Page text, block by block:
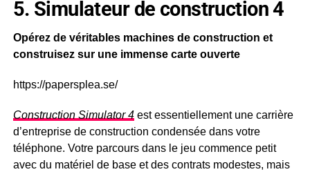
5. Simulateur de construction 4
Opérez de véritables machines de construction et
construisez sur une immense carte ouverte
https://papersplea.se/
Construction Simulator 4est essentiellement une carrière
d’entreprise de construction condensée dans votre
téléphone. Votre parcours dans le jeu commence petit
avec du matériel de base et des contrats modestes, mais